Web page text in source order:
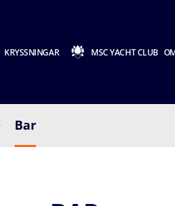
KRYSSNINGAR MSC YACHT CLUB
Bar